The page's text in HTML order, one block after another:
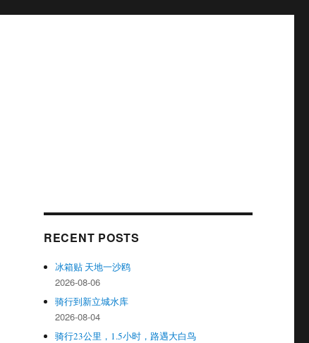
RECENT POSTS
冰箱贴 天地一沙鸥
2026-08-06
骑行到新立城水库
2026-08-04
骑行23公里，1.5小时，路遇大白鸟